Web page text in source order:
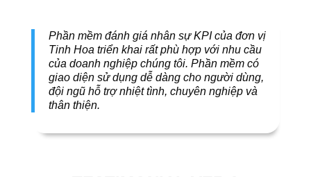
Phần mềm đánh giá nhân sự KPI của đơn vị
Tinh Hoa triển khai rất phù hợp với nhu cầu
của doanh nghiệp chúng tôi. Phần mềm có
giao diện sử dụng dễ dàng cho người dùng,
đội ngũ hỗ trợ nhiệt tình, chuyên nghiệp và
thân thiện.